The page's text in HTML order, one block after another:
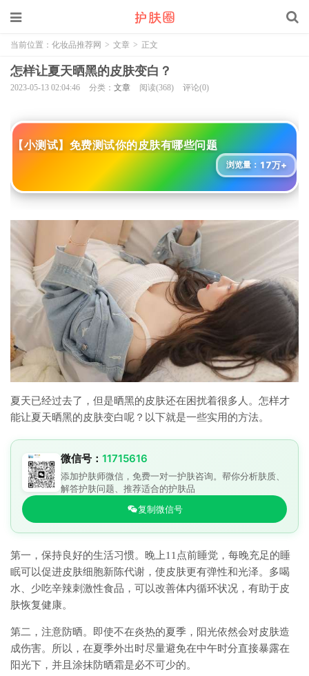
当前位置： 化妆品推荐网 > 文章 > 正文
怎样让夏天晒黑的皮肤变白？
2023-05-13 02:04:46 分类： 文章 阅读(368) 评论(0)
【小测试】免费测试你的皮肤有哪些问题
浏览量： 17万+
夏天已经过去了，但是晒黑的皮肤还在困扰着很多人。怎样才
能让夏天晒黑的皮肤变白呢？以下就是一些实用的方法。
微信号： 11715616
添加护肤师微信，免费一对一护肤咨询。帮你分析肤质、
解答护肤问题、推荐适合的护肤品
复制微信号
第一，保持良好的生活习惯。晚上11点前睡觉，每晚充足的睡
眠可以促进皮肤细胞新陈代谢，使皮肤更有弹性和光泽。多喝
水、少吃辛辣刺激性食品，可以改善体内循环状况，有助于皮
肤恢复健康。
第二，注意防晒。即使不在炎热的夏季，阳光依然会对皮肤造
成伤害。所以，在夏季外出时尽量避免在中午时分直接暴露在
阳光下，并且涂抹防晒霜是必不可少的。